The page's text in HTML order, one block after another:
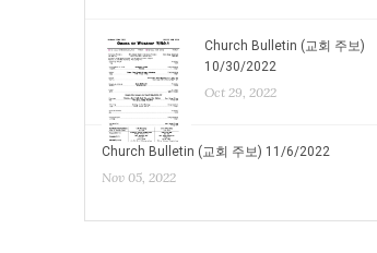
Church Bulletin (교회 주보)
10/30/2022
Oct 29, 2022
Church Bulletin (교회 주보) 11/6/2022
Nov 05, 2022